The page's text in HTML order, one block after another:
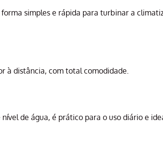
simples e rápida para turbinar a
à distância, com total comodidade.
nível de água, é prático para o uso diário e